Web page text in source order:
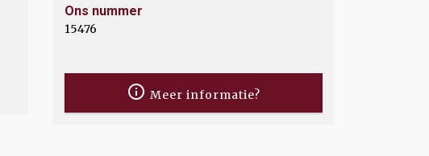
Ons nummer
15476
Meer informatie?